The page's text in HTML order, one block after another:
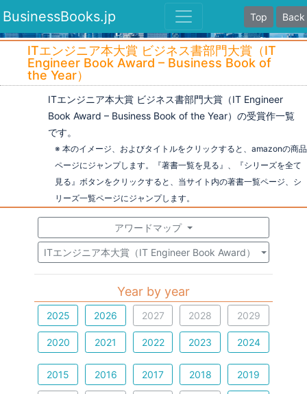
BusinessBooks.jp Top Back
ITエンジニア本大賞 ビジネス書部門大賞（IT
Engineer Book Award – Business Book of
the Year）
ITエンジニア本大賞 ビジネス書部門大賞（IT Engineer
Book Award – Business Book of the Year）の受賞作一覧
です。
※ 本のイメージ、およびタイトルをクリックすると、amazonの商品
ページにジャンプします。『著書一覧を見る』、『シリーズを全て
見る』ボタンをクリックすると、当サイト内の著書一覧ページ、シ
リーズ一覧ページにジャンプします。
アワードマップ
ITエンジニア本大賞（IT Engineer Book Award）
Year by year
2025 2026 2027 2028 2029
2020 2021 2022 2023 2024
2015 2016 2017 2018 2019